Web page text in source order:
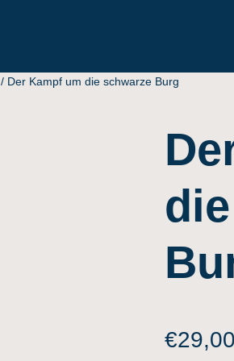
/ Der Kampf um die schwarze Burg
€29,00